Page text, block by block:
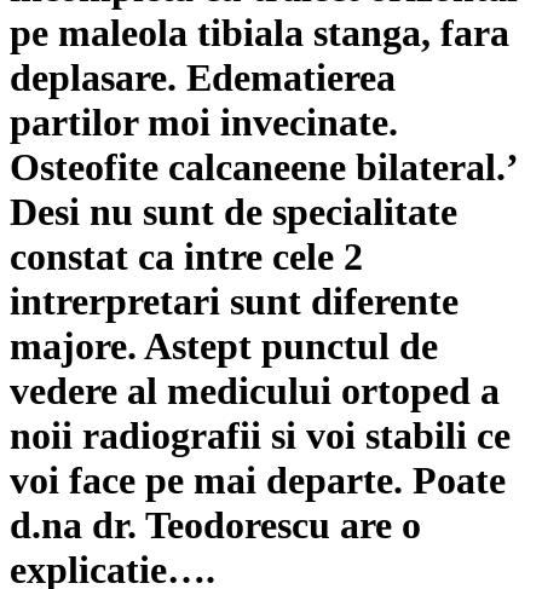
pe maleola tibiala stanga, fara
deplasare. Edematierea
partilor moi invecinate.
Osteofite calcaneene bilateral.’
Desi nu sunt de specialitate
constat ca intre cele 2
intrerpretari sunt diferente
majore. Astept punctul de
vedere al medicului ortoped a
noii radiografii si voi stabili ce
voi face pe mai departe. Poate
d.na dr. Teodorescu are o
explicatie….